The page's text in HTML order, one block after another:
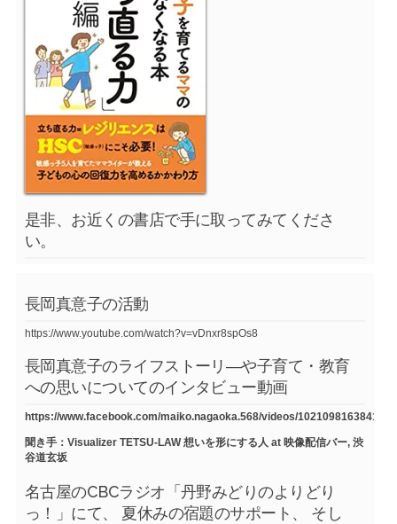
是非、お近くの書店で手に取ってみてくださ
い。
長岡真意子の活動
https://www.youtube.com/watch?v=vDnxr8spOs8
長岡真意子のライフストーリ―や子育て・教育
への思いについてのインタビュー動画
https://www.facebook.com/maiko.nagaoka.568/videos/
聞き手：Visualizer TETSU-LAW 想いを形にする人 at 映像配信バー, 渋
谷道玄坂
名古屋のCBCラジオ「丹野みどりのよりどり
っ！」にて、 夏休みの宿題のサポート、 そし